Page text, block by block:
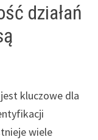
działań
kluczowe dla
wiele